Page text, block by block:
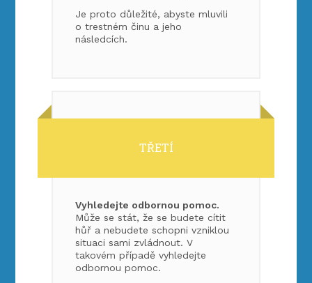
Je proto důležité, abyste mluvili
o trestném činu a jeho
následcích.
TŘETÍ
Vyhledejte odbornou pomoc.
Může se stát, že se budete cítit
hůř a nebudete schopni vzniklou
situaci sami zvládnout. V
takovém případě vyhledejte
odbornou pomoc.